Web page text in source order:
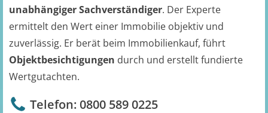
unabhängiger Sachverständiger. Der Experte
ermittelt den Wert einer Immobilie objektiv und
zuverlässig. Er berät beim Immobilienkauf, führt
Objektbesichtigungen durch und erstellt fundierte
Wertgutachten.
Telefon: 0800 589 0225